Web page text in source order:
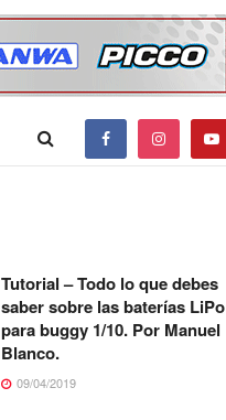
Tutorial – Todo lo que debes
saber sobre las baterías LiPo
para buggy 1/10. Por Manuel
Blanco.
09/04/2019